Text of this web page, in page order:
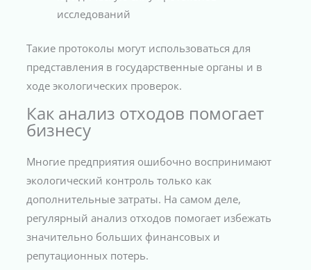
исследований
Такие протоколы могут использоваться для
представления в государственные органы и в
ходе экологических проверок.
Как анализ отходов помогает
бизнесу
Многие предприятия ошибочно воспринимают
экологический контроль только как
дополнительные затраты. На самом деле,
регулярный анализ отходов помогает избежать
значительно больших финансовых и
репутационных потерь.